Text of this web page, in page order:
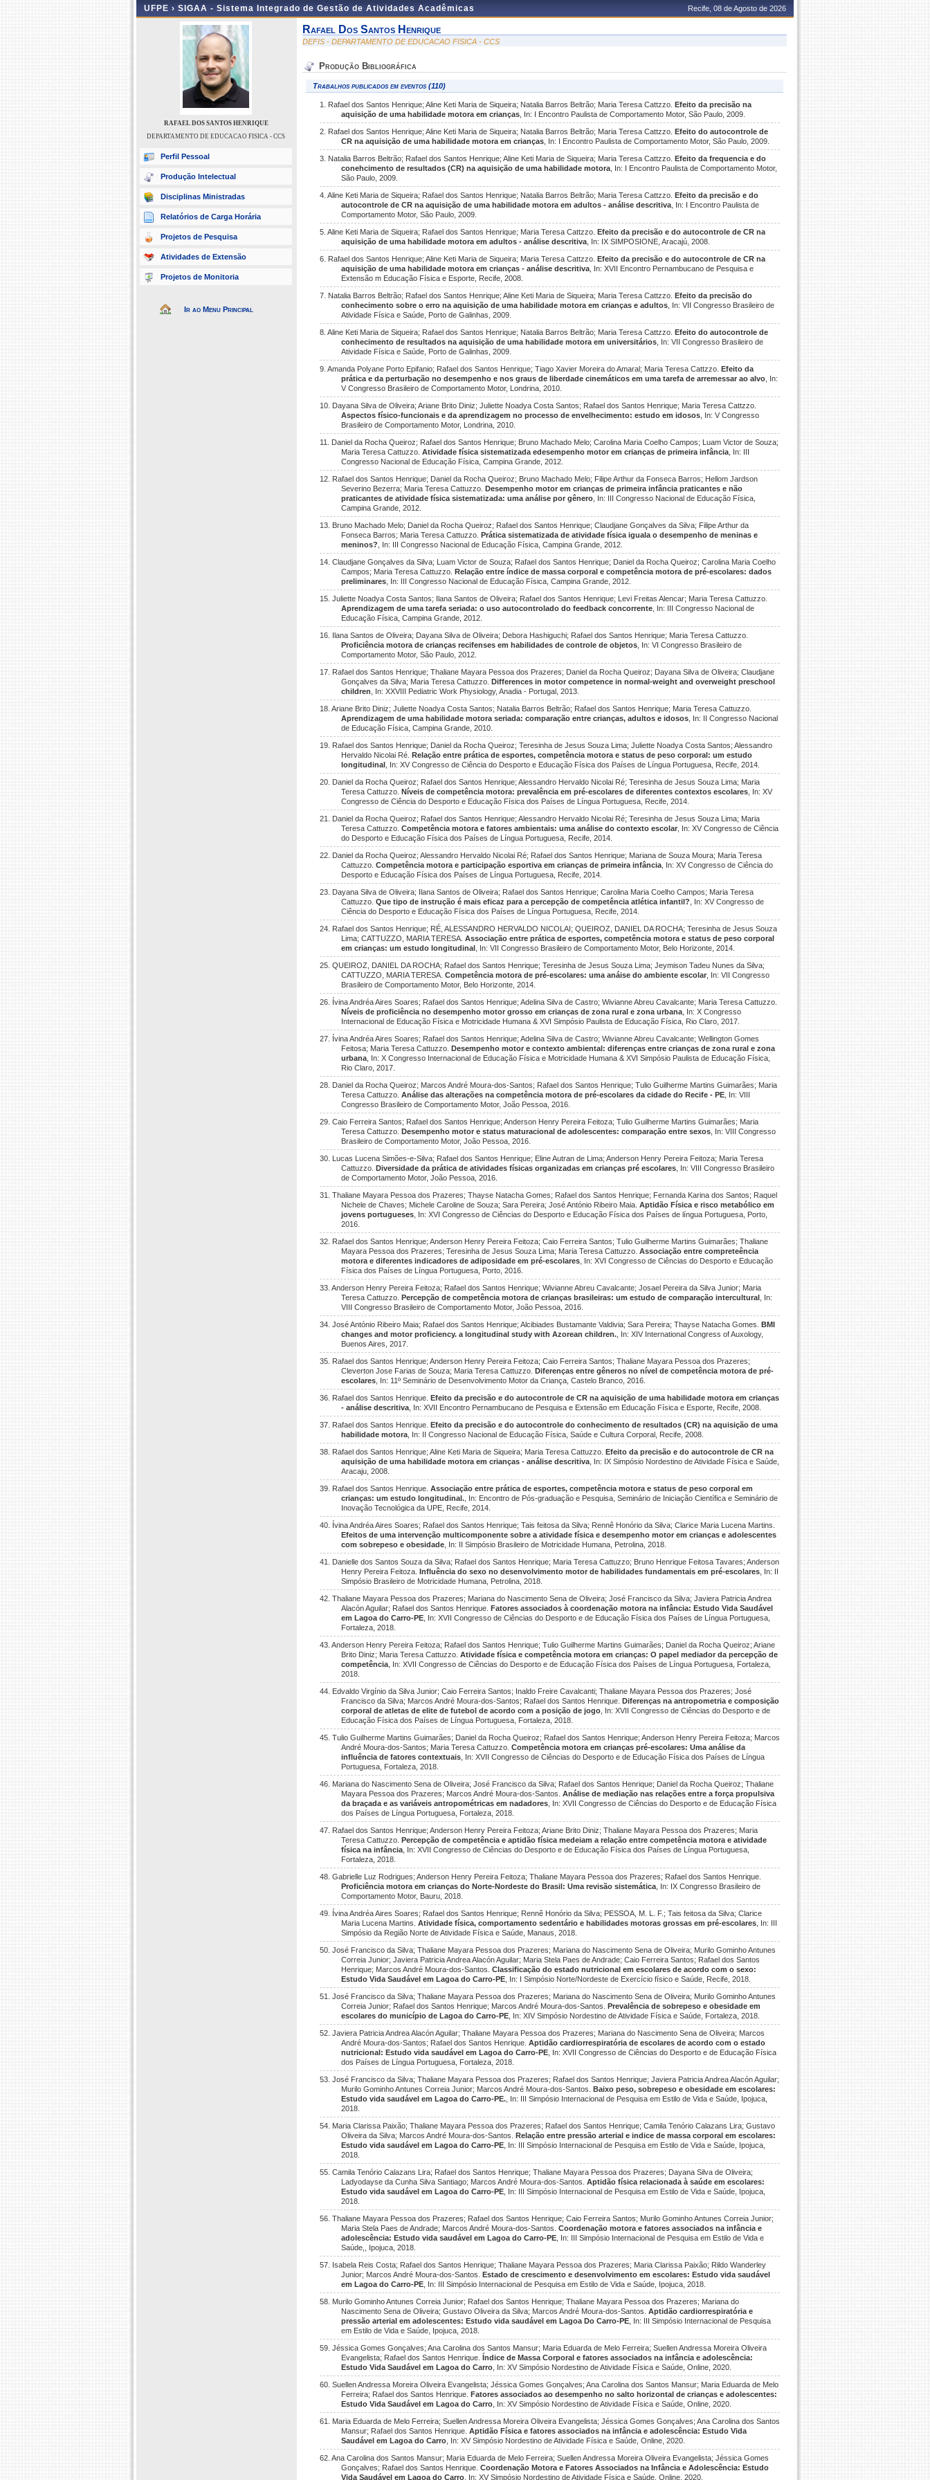
UFPE › SIGAA - Sistema Integrado de Gestão de Atividades Acadêmicas Recife, 08 de Agosto de 2026
RAFAEL DOS SANTOS HENRIQUE
DEPARTAMENTO DE EDUCACAO FISICA - CCS
Perfil Pessoal
Produção Intelectual
Disciplinas Ministradas
Relatórios de Carga Horária
Projetos de Pesquisa
Atividades de Extensão
Projetos de Monitoria
Ir ao Menu Principal
Rafael Dos Santos Henrique
DEFIS - DEPARTAMENTO DE EDUCACAO FISICA - CCS
Produção Bibliográfica
Trabalhos publicados em eventos (110)
1. Rafael dos Santos Henrique; Aline Keti Maria de Siqueira; Natalia Barros Beltrão; Maria Teresa Cattzzo. Efeito da precisão na
aquisição de uma habilidade motora em crianças , In: I Encontro Paulista de Comportamento Motor, São Paulo, 2009.
2. Rafael dos Santos Henrique; Aline Keti Maria de Siqueira; Natalia Barros Beltrão; Maria Teresa Cattzzo. Efeito do autocontrole de
CR na aquisição de uma habilidade motora em crianças , In: I Encontro Paulista de Comportamento Motor, São Paulo, 2009.
3. Natalia Barros Beltrão; Rafael dos Santos Henrique; Aline Keti Maria de Siqueira; Maria Teresa Cattzzo. Efeito da frequencia e do
conehcimento de resultados (CR) na aquisição de uma habilidade motora , In: I Encontro Paulista de Comportamento Motor,
São Paulo, 2009.
4. Aline Keti Maria de Siqueira; Rafael dos Santos Henrique; Natalia Barros Beltrão; Maria Teresa Cattzzo. Efeito da precisão e do
autocontrole de CR na aquisição de uma habilidade motora em adultos - análise descritiva , In: I Encontro Paulista de
Comportamento Motor, São Paulo, 2009.
5. Aline Keti Maria de Siqueira; Rafael dos Santos Henrique; Maria Teresa Cattzzo. Efeito da precisão e do autocontrole de CR na
aquisição de uma habilidade motora em adultos - análise descritiva , In: IX SIMPOSIONE, Aracajú, 2008.
6. Rafael dos Santos Henrique; Aline Keti Maria de Siqueira; Maria Teresa Cattzzo. Efeito da precisão e do autocontrole de CR na
aquisição de uma habilidade motora em crianças - análise descritiva , In: XVII Encontro Pernambucano de Pesquisa e
Extensão m Educação Física e Esporte, Recife, 2008.
7. Natalia Barros Beltrão; Rafael dos Santos Henrique; Aline Keti Maria de Siqueira; Maria Teresa Cattzzo. Efeito da precisão do
conhecimento sobre o erro na aquisição de uma habilidade motora em crianças e adultos , In: VII Congresso Brasileiro de
Atividade Física e Saúde, Porto de Galinhas, 2009.
8. Aline Keti Maria de Siqueira; Rafael dos Santos Henrique; Natalia Barros Beltrão; Maria Teresa Cattzzo. Efeito do autocontrole de
conhecimento de resultados na aquisição de uma habilidade motora em universitários , In: VII Congresso Brasileiro de
Atividade Física e Saúde, Porto de Galinhas, 2009.
9. Amanda Polyane Porto Epifanio; Rafael dos Santos Henrique; Tiago Xavier Moreira do Amaral; Maria Teresa Cattzzo. Efeito da
prática e da perturbação no desempenho e nos graus de liberdade cinemáticos em uma tarefa de arremessar ao alvo , In:
V Congresso Brasileiro de Comportamento Motor, Londrina, 2010.
10. Dayana Silva de Oliveira; Ariane Brito Diniz; Juliette Noadya Costa Santos; Rafael dos Santos Henrique; Maria Teresa Cattzzo.
Aspectos físico-funcionais e da aprendizagem no processo de envelhecimento: estudo em idosos , In: V Congresso
Brasileiro de Comportamento Motor, Londrina, 2010.
11. Daniel da Rocha Queiroz; Rafael dos Santos Henrique; Bruno Machado Melo; Carolina Maria Coelho Campos; Luam Victor de Souza;
Maria Teresa Cattuzzo.Atividade física sistematizada edesempenho motor em crianças de primeira infância , In: III
Congresso Nacional de Educação Física, Campina Grande, 2012.
12. Rafael dos Santos Henrique; Daniel da Rocha Queiroz; Bruno Machado Melo; Filipe Arthur da Fonseca Barros; Hellom Jardson
Severino Bezerra; Maria Teresa Cattuzzo.Desempenho motor em crianças de primeira infância praticantes e não
praticantes de atividade física sistematizada: uma análise por gênero , In: III Congresso Nacional de Educação Física,
Campina Grande, 2012.
13. Bruno Machado Melo; Daniel da Rocha Queiroz; Rafael dos Santos Henrique; Claudjane Gonçalves da Silva; Filipe Arthur da
Fonseca Barros; Maria Teresa Cattuzzo.Prática sistematizada de atividade física iguala o desempenho de meninas e
meninos?
, In: III Congresso Nacional de Educação Física, Campina Grande, 2012.
14. Claudjane Gonçalves da Silva; Luam Victor de Souza; Rafael dos Santos Henrique; Daniel da Rocha Queiroz; Carolina Maria Coelho
Campos; Maria Teresa Cattuzzo.Relação entre índice de massa corporal e competência motora de pré-escolares: dados
preliminares , In: III Congresso Nacional de Educação Física, Campina Grande, 2012.
15. Juliette Noadya Costa Santos; Ilana Santos de Oliveira; Rafael dos Santos Henrique; Levi Freitas Alencar; Maria Teresa Cattuzzo.
Aprendizagem de uma tarefa seriada: o uso autocontrolado do feedback concorrente , In: III Congresso Nacional de
Educação Física, Campina Grande, 2012.
16. Ilana Santos de Oliveira; Dayana Silva de Oliveira; Debora Hashiguchi; Rafael dos Santos Henrique; Maria Teresa Cattuzzo.
Proficiência motora de crianças recifenses em habilidades de controle de objetos , In: VI Congresso Brasileiro de
Comportamento Motor, São Paulo, 2012.
17. Rafael dos Santos Henrique; Thaliane Mayara Pessoa dos Prazeres; Daniel da Rocha Queiroz; Dayana Silva de Oliveira; Claudjane
Gonçalves da Silva; Maria Teresa Cattuzzo.Differences in motor competence in normal-weight and overweight preschool
children
, In: XXVIII Pediatric Work Physiology, Anadia - Portugal, 2013.
18. Ariane Brito Diniz; Juliette Noadya Costa Santos; Natalia Barros Beltrão; Rafael dos Santos Henrique; Maria Teresa Cattuzzo.
Aprendizagem de uma habilidade motora seriada: comparação entre crianças, adultos e idosos , In: II Congresso Nacional
de Educação Física, Campina Grande, 2010.
19. Rafael dos Santos Henrique; Daniel da Rocha Queiroz; Teresinha de Jesus Souza Lima; Juliette Noadya Costa Santos; Alessandro
Hervaldo Nicolai Ré.Relação entre prática de esportes, competência motora e status de peso corporal: um estudo
longitudinal , In: XV Congresso de Ciência do Desporto e Educação Física dos Países de Língua Portuguesa, Recife, 2014.
20. Daniel da Rocha Queiroz; Rafael dos Santos Henrique; Alessandro Hervaldo Nicolai Ré; Teresinha de Jesus Souza Lima; Maria
Teresa Cattuzzo.Níveis de competência motora: prevalência em pré-escolares de diferentes contextos escolares , In: XV
Congresso de Ciência do Desporto e Educação Física dos Países de Língua Portuguesa, Recife, 2014.
21. Daniel da Rocha Queiroz; Rafael dos Santos Henrique; Alessandro Hervaldo Nicolai Ré; Teresinha de Jesus Souza Lima; Maria
Teresa Cattuzzo.Competência motora e fatores ambientais: uma análise do contexto escolar , In: XV Congresso de Ciência
do Desporto e Educação Física dos Países de Língua Portuguesa, Recife, 2014.
22. Daniel da Rocha Queiroz; Alessandro Hervaldo Nicolai Ré; Rafael dos Santos Henrique; Mariana de Souza Moura; Maria Teresa
Cattuzzo.Competência motora e participação esportiva em crianças de primeira infância , In: XV Congresso de Ciência do
Desporto e Educação Física dos Países de Língua Portuguesa, Recife, 2014.
23. Dayana Silva de Oliveira; Ilana Santos de Oliveira; Rafael dos Santos Henrique; Carolina Maria Coelho Campos; Maria Teresa
Cattuzzo.Que tipo de instrução é mais eficaz para a percepção de competência atlética infantil?
, In: XV Congresso de
Ciência do Desporto e Educação Física dos Países de Língua Portuguesa, Recife, 2014.
24. Rafael dos Santos Henrique; RÉ, ALESSANDRO HERVALDO NICOLAI; QUEIROZ, DANIEL DA ROCHA; Teresinha de Jesus Souza
Lima; CATTUZZO, MARIA TERESA.Associação entre prática de esportes, competência motora e status de peso corporal
em crianças: um estudo longitudinal , In: VII Congresso Brasileiro de Comportamento Motor, Belo Horizonte, 2014.
25. QUEIROZ, DANIEL DA ROCHA; Rafael dos Santos Henrique; Teresinha de Jesus Souza Lima; Jeymison Tadeu Nunes da Silva;
CATTUZZO, MARIA TERESA.Competência motora de pré-escolares: uma anáise do ambiente escolar , In: VII Congresso
Brasileiro de Comportamento Motor, Belo Horizonte, 2014.
26. Ívina Andréa Aires Soares; Rafael dos Santos Henrique; Adelina Silva de Castro; Wivianne Abreu Cavalcante; Maria Teresa Cattuzzo.
Níveis de proficiência no desempenho motor grosso em crianças de zona rural e zona urbana , In: X Congresso
Internacional de Educação Física e Motricidade Humana & XVI Simpósio Paulista de Educação Física, Rio Claro, 2017.
27. Ívina Andréa Aires Soares; Rafael dos Santos Henrique; Adelina Silva de Castro; Wivianne Abreu Cavalcante; Wellington Gomes
Feitosa; Maria Teresa Cattuzzo.Desempenho motor e contexto ambiental: diferenças entre crianças de zona rural e zona
urbana , In: X Congresso Internacional de Educação Física e Motricidade Humana & XVI Simpósio Paulista de Educação Física,
Rio Claro, 2017.
28. Daniel da Rocha Queiroz; Marcos André Moura-dos-Santos; Rafael dos Santos Henrique; Tulio Guilherme Martins Guimarães; Maria
Teresa Cattuzzo.Análise das alterações na competência motora de pré-escolares da cidade do Recife - PE , In: VIII
Congresso Brasileiro de Comportamento Motor, João Pessoa, 2016.
29. Caio Ferreira Santos; Rafael dos Santos Henrique; Anderson Henry Pereira Feitoza; Tulio Guilherme Martins Guimarães; Maria
Teresa Cattuzzo.Desempenho motor e status maturacional de adolescentes: comparação entre sexos , In: VIII Congresso
Brasileiro de Comportamento Motor, João Pessoa, 2016.
30. Lucas Lucena Simões-e-Silva; Rafael dos Santos Henrique; Eline Autran de Lima; Anderson Henry Pereira Feitoza; Maria Teresa
Cattuzzo.Diversidade da prática de atividades físicas organizadas em crianças pré escolares , In: VIII Congresso Brasileiro
de Comportamento Motor, João Pessoa, 2016.
31. Thaliane Mayara Pessoa dos Prazeres; Thayse Natacha Gomes; Rafael dos Santos Henrique; Fernanda Karina dos Santos; Raquel
Nichele de Chaves; Michele Caroline de Souza; Sara Pereira; José António Ribeiro Maia.Aptidão Física e risco metabólico em
jovens portugueses , In: XVI Congresso de Ciências do Desporto e Educação Física dos Países de língua Portuguesa, Porto,
2016.
32. Rafael dos Santos Henrique; Anderson Henry Pereira Feitoza; Caio Ferreira Santos; Tulio Guilherme Martins Guimarães; Thaliane
Mayara Pessoa dos Prazeres; Teresinha de Jesus Souza Lima; Maria Teresa Cattuzzo.Associação entre compreteência
motora e diferentes indicadores de adiposidade em pré-escolares , In: XVI Congresso de Ciências do Desporto e Educação
Física dos Países de Língua Portuguesa, Porto, 2016.
33. Anderson Henry Pereira Feitoza; Rafael dos Santos Henrique; Wivianne Abreu Cavalcante; Josael Pereira da Silva Junior; Maria
Teresa Cattuzzo.Percepção de competência motora de crianças brasileiras: um estudo de comparação intercultural , In:
VIII Congresso Brasileiro de Comportamento Motor, João Pessoa, 2016.
34. José António Ribeiro Maia; Rafael dos Santos Henrique; Alcibiades Bustamante Valdivia; Sara Pereira; Thayse Natacha Gomes. BMI
changes and motor proficiency. a longitudinal study with Azorean children. , In: XIV International Congress of Auxology,
Buenos Aires, 2017.
35. Rafael dos Santos Henrique; Anderson Henry Pereira Feitoza; Caio Ferreira Santos; Thaliane Mayara Pessoa dos Prazeres;
Cleverton Jose Farias de Souza; Maria Teresa Cattuzzo.Diferenças entre gêneros no nível de competência motora de pré-
escolares , In: 11º Seminário de Desenvolvimento Motor da Criança, Castelo Branco, 2016.
36. Rafael dos Santos Henrique. Efeito da precisão e do autocontrole de CR na aquisição de uma habilidade motora em crianças
- análise descritiva , In: XVII Encontro Pernambucano de Pesquisa e Extensão em Educação Física e Esporte, Recife, 2008.
37. Rafael dos Santos Henrique. Efeito da precisão e do autocontrole do conhecimento de resultados (CR) na aquisição de uma
habilidade motora , In: II Congresso Nacional de Educação Física, Saúde e Cultura Corporal, Recife, 2008.
38. Rafael dos Santos Henrique; Aline Keti Maria de Siqueira; Maria Teresa Cattuzzo. Efeito da precisão e do autocontrole de CR na
aquisição de uma habilidade motora em crianças - análise descritiva , In: IX Simpósio Nordestino de Atividade Física e Saúde,
Aracaju, 2008.
39. Rafael dos Santos Henrique. Associação entre prática de esportes, competência motora e status de peso corporal em
crianças: um estudo longitudinal. , In: Encontro de Pós-graduação e Pesquisa, Seminário de Iniciação Científica e Seminário de
Inovação Tecnológica da UPE, Recife, 2014.
40. Ívina Andréa Aires Soares; Rafael dos Santos Henrique; Tais feitosa da Silva; Rennê Honório da Silva; Clarice Maria Lucena Martins.
Efeitos de uma intervenção multicomponente sobre a atividade física e desempenho motor em crianças e adolescentes
com sobrepeso e obesidade , In: II Simpósio Brasileiro de Motricidade Humana, Petrolina, 2018.
41. Danielle dos Santos Souza da Silva; Rafael dos Santos Henrique; Maria Teresa Cattuzzo; Bruno Henrique Feitosa Tavares; Anderson
Henry Pereira Feitoza.Influência do sexo no desenvolvimento motor de habilidades fundamentais em pré-escolares , In: II
Simpósio Brasileiro de Motricidade Humana, Petrolina, 2018.
42. Thaliane Mayara Pessoa dos Prazeres; Mariana do Nascimento Sena de Oliveira; José Francisco da Silva; Javiera Patricia Andrea
Alacón Aguilar; Rafael dos Santos Henrique.Fatores associados à coordenação motora na infância: Estudo Vida Saudável
em Lagoa do Carro-PE , In: XVII Congresso de Ciências do Desporto e de Educação Física dos Países de Língua Portuguesa,
Fortaleza, 2018.
43. Anderson Henry Pereira Feitoza; Rafael dos Santos Henrique; Tulio Guilherme Martins Guimarães; Daniel da Rocha Queiroz; Ariane
Brito Diniz; Maria Teresa Cattuzzo.Atividade física e competência motora em crianças: O papel mediador da percepção de
competência , In: XVII Congresso de Ciências do Desporto e de Educação Física dos Países de Língua Portuguesa, Fortaleza,
2018.
44. Edvaldo Virgínio da Silva Junior; Caio Ferreira Santos; Inaldo Freire Cavalcanti; Thaliane Mayara Pessoa dos Prazeres; José
Francisco da Silva; Marcos André Moura-dos-Santos; Rafael dos Santos Henrique.Diferenças na antropometria e composição
corporal de atletas de elite de futebol de acordo com a posição de jogo , In: XVII Congresso de Ciências do Desporto e de
Educação Física dos Países de Língua Portuguesa, Fortaleza, 2018.
45. Tulio Guilherme Martins Guimarães; Daniel da Rocha Queiroz; Rafael dos Santos Henrique; Anderson Henry Pereira Feitoza; Marcos
André Moura-dos-Santos; Maria Teresa Cattuzzo.Competência motora em crianças pré-escolares: Uma análise da
influência de fatores contextuais , In: XVII Congresso de Ciências do Desporto e de Educação Física dos Países de Língua
Portuguesa, Fortaleza, 2018.
46. Mariana do Nascimento Sena de Oliveira; José Francisco da Silva; Rafael dos Santos Henrique; Daniel da Rocha Queiroz; Thaliane
Mayara Pessoa dos Prazeres; Marcos André Moura-dos-Santos.Análise de mediação nas relações entre a força propulsiva
da braçada e as variáveis antropométricas em nadadores , In: XVII Congresso de Ciências do Desporto e de Educação Física
dos Países de Língua Portuguesa, Fortaleza, 2018.
47. Rafael dos Santos Henrique; Anderson Henry Pereira Feitoza; Ariane Brito Diniz; Thaliane Mayara Pessoa dos Prazeres; Maria
Teresa Cattuzzo.Percepção de competência e aptidão física medeiam a relação entre competência motora e atividade
física na infância , In: XVII Congresso de Ciências do Desporto e de Educação Física dos Países de Língua Portuguesa,
Fortaleza, 2018.
48. Gabrielle Luz Rodrigues; Anderson Henry Pereira Feitoza; Thaliane Mayara Pessoa dos Prazeres; Rafael dos Santos Henrique.
Proficiência motora em crianças do Norte-Nordeste do Brasil: Uma revisão sistemática , In: IX Congresso Brasileiro de
Comportamento Motor, Bauru, 2018.
49. Ívina Andréa Aires Soares; Rafael dos Santos Henrique; Rennê Honório da Silva; PESSOA, M. L. F.; Tais feitosa da Silva; Clarice
Maria Lucena Martins.Atividade física, comportamento sedentário e habilidades motoras grossas em pré-escolares , In: III
Simpósio da Região Norte de Atividade Física e Saúde, Manaus, 2018.
50. José Francisco da Silva; Thaliane Mayara Pessoa dos Prazeres; Mariana do Nascimento Sena de Oliveira; Murilo Gominho Antunes
Correia Junior; Javiera Patricia Andrea Alacón Aguilar; Maria Stela Paes de Andrade; Caio Ferreira Santos; Rafael dos Santos
Henrique; Marcos André Moura-dos-Santos.Classificação do estado nutricional em escolares de acordo com o sexo:
Estudo Vida Saudável em Lagoa do Carro-PE , In: I Simpósio Norte/Nordeste de Exercício físico e Saúde, Recife, 2018.
51. José Francisco da Silva; Thaliane Mayara Pessoa dos Prazeres; Mariana do Nascimento Sena de Oliveira; Murilo Gominho Antunes
Correia Junior; Rafael dos Santos Henrique; Marcos André Moura-dos-Santos.Prevalência de sobrepeso e obesidade em
escolares do município de Lagoa do Carro-PE , In: XIV Simpósio Nordestino de Atividade Física e Saúde, Fortaleza, 2018.
52. Javiera Patricia Andrea Alacón Aguilar; Thaliane Mayara Pessoa dos Prazeres; Mariana do Nascimento Sena de Oliveira; Marcos
André Moura-dos-Santos; Rafael dos Santos Henrique.Aptidão cardiorrespiratória de escolares de acordo com o estado
nutricional: Estudo vida saudável em Lagoa do Carro-PE , In: XVII Congresso de Ciências do Desporto e de Educação Física
dos Países de Língua Portuguesa, Fortaleza, 2018.
53. José Francisco da Silva; Thaliane Mayara Pessoa dos Prazeres; Rafael dos Santos Henrique; Javiera Patricia Andrea Alacón Aguilar;
Murilo Gominho Antunes Correia Junior; Marcos André Moura-dos-Santos.Baixo peso, sobrepeso e obesidade em escolares:
Estudo vida saudável em Lagoa do Carro-PE. , In: III Simpósio Internacional de Pesquisa em Estilo de Vida e Saúde, Ipojuca,
2018.
54. Maria Clarissa Paixão; Thaliane Mayara Pessoa dos Prazeres; Rafael dos Santos Henrique; Camila Tenório Calazans Lira; Gustavo
Oliveira da Silva; Marcos André Moura-dos-Santos.Relação entre pressão arterial e indice de massa corporal em escolares:
Estudo vida saudável em Lagoa do Carro-PE , In: III Simpósio Internacional de Pesquisa em Estilo de Vida e Saúde, Ipojuca,
2018.
55. Camila Tenório Calazans Lira; Rafael dos Santos Henrique; Thaliane Mayara Pessoa dos Prazeres; Dayana Silva de Oliveira;
Ladyodayse da Cunha Silva Santiago; Marcos André Moura-dos-Santos.Aptidão física relacionada à saúde em escolares:
Estudo vida saudável em Lagoa do Carro-PE , In: III Simpósio Internacional de Pesquisa em Estilo de Vida e Saúde, Ipojuca,
2018.
56. Thaliane Mayara Pessoa dos Prazeres; Rafael dos Santos Henrique; Caio Ferreira Santos; Murilo Gominho Antunes Correia Junior;
Maria Stela Paes de Andrade; Marcos André Moura-dos-Santos.Coordenação motora e fatores associados na infância e
adolescência: Estudo vida saudável em Lagoa do Carro-PE , In: III Simpósio Internacional de Pesquisa em Estilo de Vida e
Saúde,, Ipojuca, 2018.
57. Isabela Reis Costa; Rafael dos Santos Henrique; Thaliane Mayara Pessoa dos Prazeres; Maria Clarissa Paixão; Rildo Wanderley
Junior; Marcos André Moura-dos-Santos.Estado de crescimento e desenvolvimento em escolares: Estudo vida saudável
em Lagoa do Carro-PE , In: III Simpósio Internacional de Pesquisa em Estilo de Vida e Saúde, Ipojuca, 2018.
58. Murilo Gominho Antunes Correia Junior; Rafael dos Santos Henrique; Thaliane Mayara Pessoa dos Prazeres; Mariana do
Nascimento Sena de Oliveira; Gustavo Oliveira da Silva; Marcos André Moura-dos-Santos.Aptidão cardiorrespiratória e
pressão arterial em adolescentes: Estudo vida saudável em Lagoa Do Carro-PE , In: III Simpósio Internacional de Pesquisa
em Estilo de Vida e Saúde, Ipojuca, 2018.
59. Jéssica Gomes Gonçalves; Ana Carolina dos Santos Mansur; Maria Eduarda de Melo Ferreira; Suellen Andressa Moreira Oliveira
Evangelista; Rafael dos Santos Henrique.Índice de Massa Corporal e fatores associados na infância e adolescência:
Estudo Vida Saudável em Lagoa do Carro , In: XV Simpósio Nordestino de Atividade Física e Saúde, Online, 2020.
60. Suellen Andressa Moreira Oliveira Evangelista; Jéssica Gomes Gonçalves; Ana Carolina dos Santos Mansur; Maria Eduarda de Melo
Ferreira; Rafael dos Santos Henrique.Fatores associados ao desempenho no salto horizontal de crianças e adolescentes:
Estudo Vida Saudável em Lagoa do Carro , In: XV Simpósio Nordestino de Atividade Física e Saúde, Online, 2020.
61. Maria Eduarda de Melo Ferreira; Suellen Andressa Moreira Oliveira Evangelista; Jéssica Gomes Gonçalves; Ana Carolina dos Santos
Mansur; Rafael dos Santos Henrique.Aptidão Física e fatores associados na infância e adolescência: Estudo Vida
Saudável em Lagoa do Carro , In: XV Simpósio Nordestino de Atividade Física e Saúde, Online, 2020.
62. Ana Carolina dos Santos Mansur; Maria Eduarda de Melo Ferreira; Suellen Andressa Moreira Oliveira Evangelista; Jéssica Gomes
Gonçalves; Rafael dos Santos Henrique.Coordenação Motora e Fatores Associados na Infância e Adolescência: Estudo
Vida Saudável em Lagoa do Carro , In: XV Simpósio Nordestino de Atividade Física e Saúde, Online, 2020.